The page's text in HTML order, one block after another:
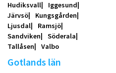
Hudiksvall
Iggesund
Järvsö
Kungsgården
Ljusdal
Ramsjö
Sandviken
Söderala
Tallåsen
Valbo
Gotlands län